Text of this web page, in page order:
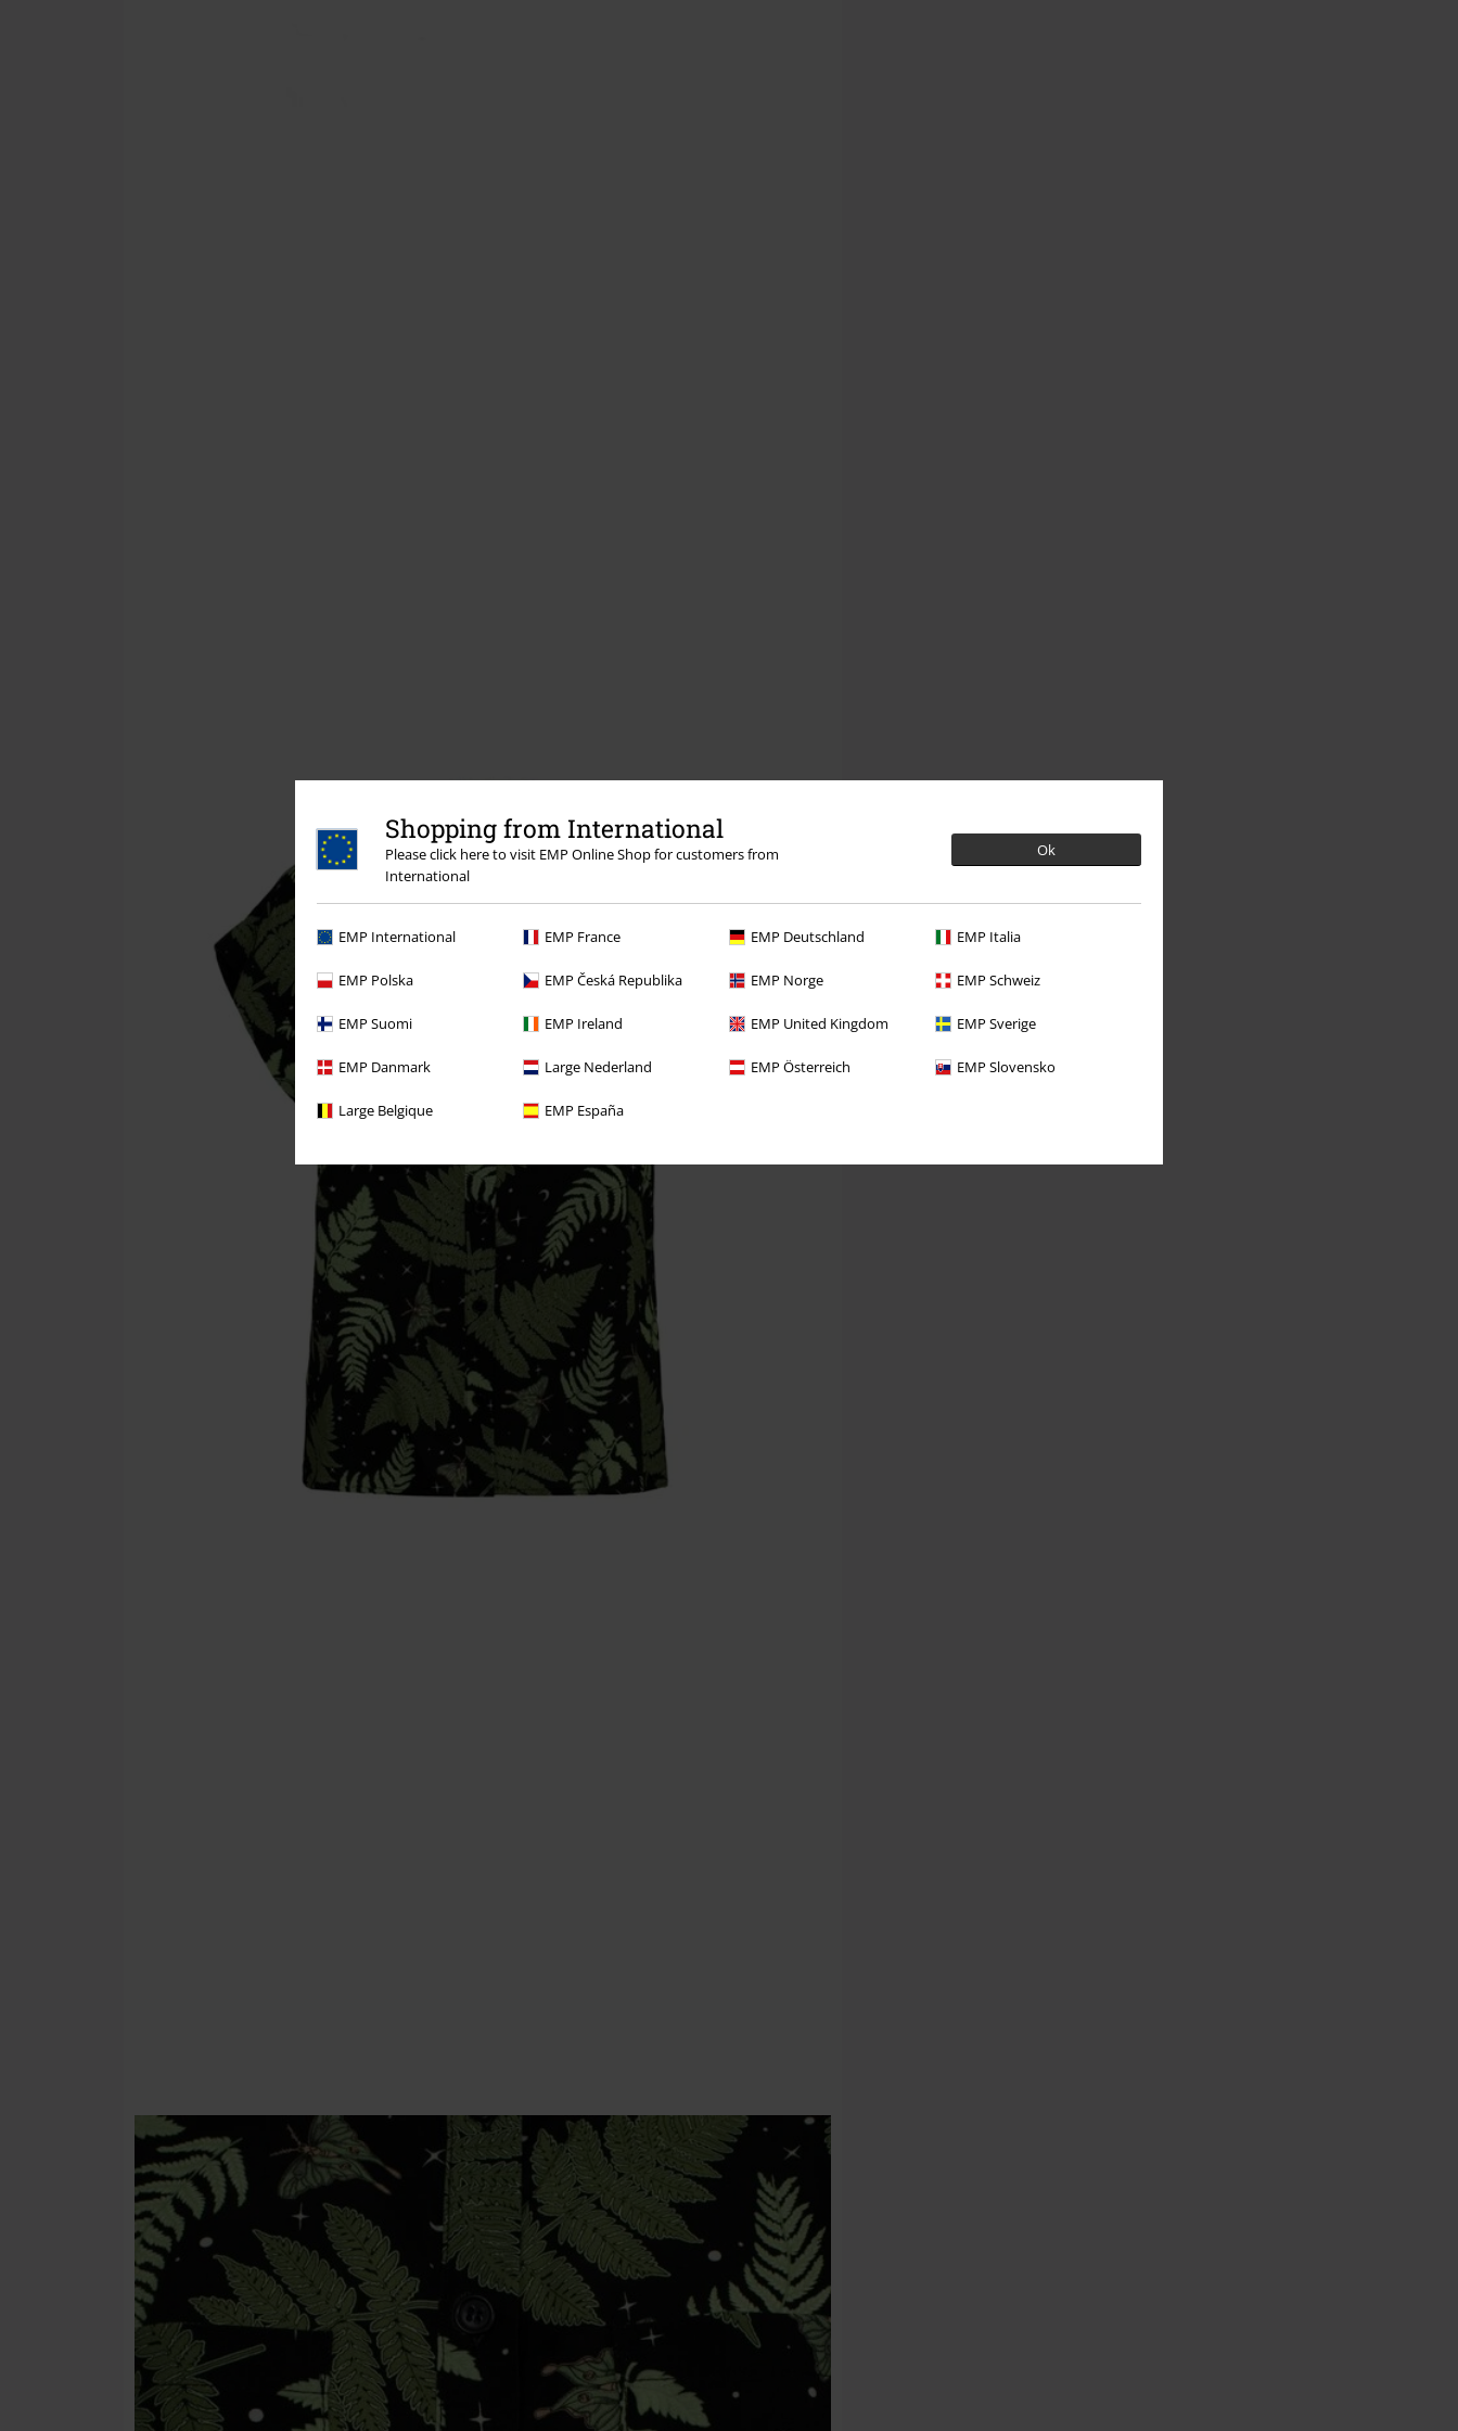
Shopping from International
Please click here to visit EMP Online Shop for customers from
International
Ok
EMP International EMP France EMP Deutschland EMP Italia
EMP Polska EMP Česká Republika EMP Norge EMP Schweiz
EMP Suomi EMP Ireland EMP United Kingdom EMP Sverige
EMP Danmark Large Nederland EMP Österreich EMP Slovensko
Large Belgique EMP España